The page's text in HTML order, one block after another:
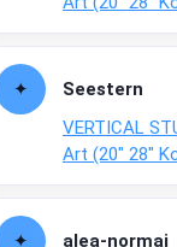
Seestern
VERTICAL
Art (20″ 28″
alea-normai
15:01
An 01.08. /
/ max.